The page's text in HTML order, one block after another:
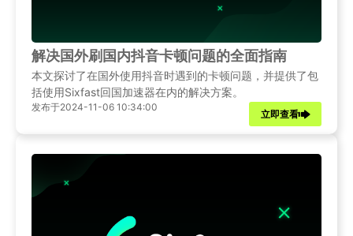
解决国外刷国内抖音卡顿问题的全面指南
本文探讨了在国外使用抖音时遇到的卡顿问题，并提供了包
括使用Sixfast回国加速器在内的解决方案。
发布于2024-11-06 10:34:00
立即查看